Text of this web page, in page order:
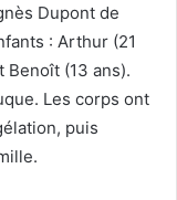
Dupont de
: Arthur (21
Benoît (13 ans).
Les corps ont
puis